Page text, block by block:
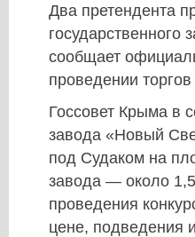
Два претендента
сообщает
проведении
Госсовет Крыма в
завода «Новый
под Судаком на
завода — около
проведения
цене, подведения